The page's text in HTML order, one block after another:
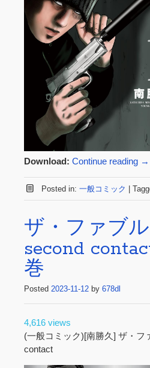
Download: Continue reading →
Posted in: 一般コミック
ザ・ファブ
second
巻
Posted 2023-11-12 by 678dl
4,616 views
(一般コミック)[南勝久] ザ・フ
contact